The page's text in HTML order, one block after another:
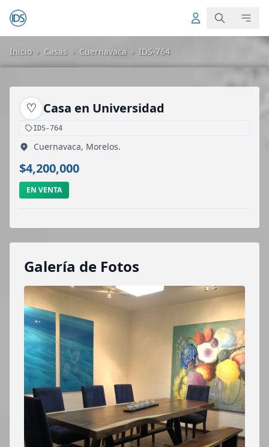
Inicio › Casas › Cuernavaca › IDS-764
♡ Casa en Universidad
IDS-764
Cuernavaca, Morelos.
$4,200,000
EN VENTA
Galería de Fotos